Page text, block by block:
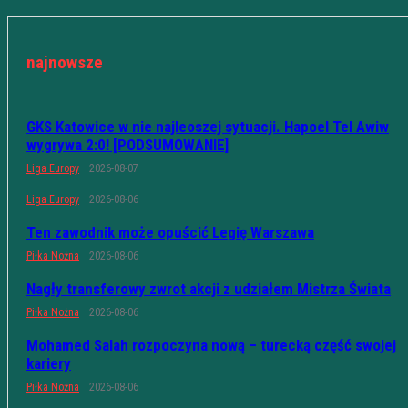
najnowsze
GKS Katowice w nie najleoszej sytuacji. Hapoel Tel Awiw
wygrywa 2:0! [PODSUMOWANIE]
Liga Europy 2026-08-07
Liga Europy 2026-08-06
Ten zawodnik może opuścić Legię Warszawa
Piłka Nożna 2026-08-06
Nagły transferowy zwrot akcji z udziałem Mistrza Świata
Piłka Nożna 2026-08-06
Mohamed Salah rozpoczyna nową – turecką część swojej
kariery
Piłka Nożna 2026-08-06